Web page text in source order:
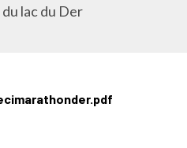
lac du Der